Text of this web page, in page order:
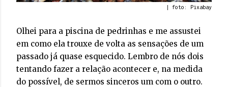
| foto: Pixabay
Olhei para a piscina de pedrinhas e me assustei
em como ela trouxe de volta as sensações de um
passado já quase esquecido. Lembro de nós dois
tentando fazer a relação acontecer e, na medida
do possível, de sermos sinceros um com o outro.